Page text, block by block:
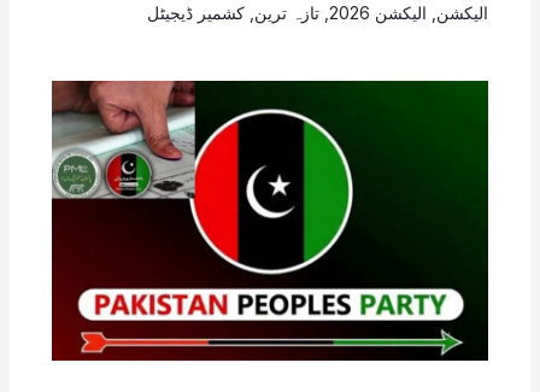
الیکشن الیکشن 2026 , تازہ ترین کشمیر ڈیجیٹل